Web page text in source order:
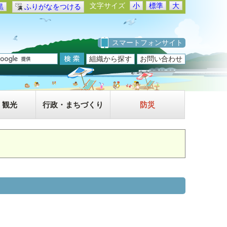
文字サイズ 小 標準 大
ふりがなをつける
スマートフォンサイト
組織から探す
お問い合わせ
観光 行政・まちづくり 防災